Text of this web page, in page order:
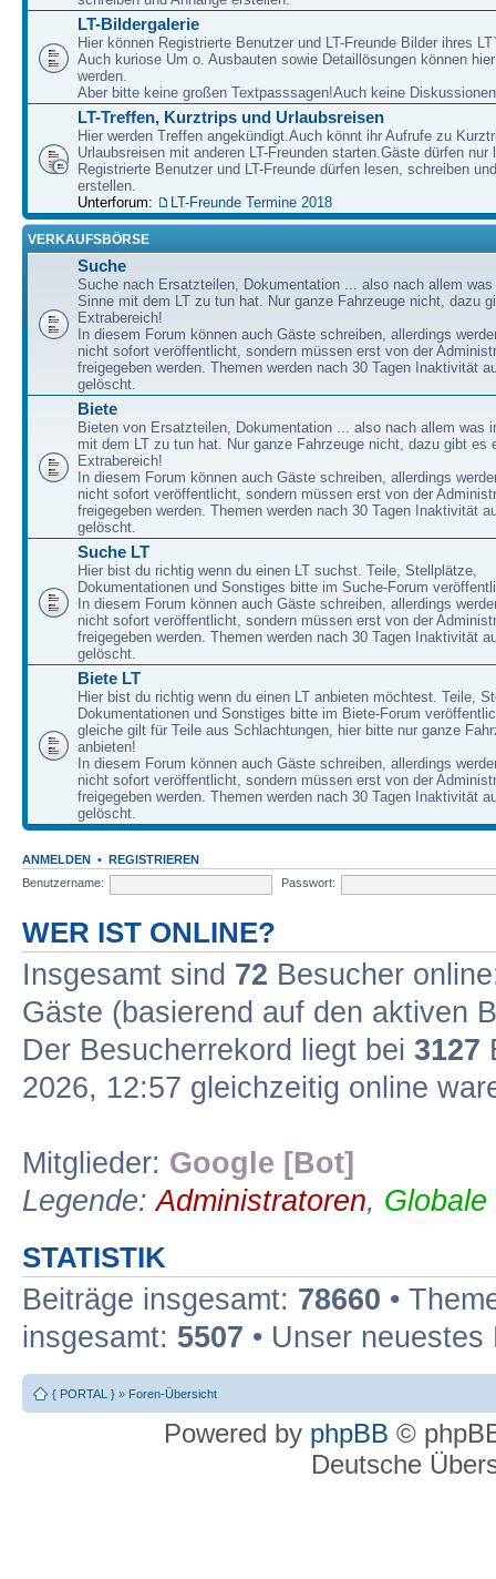
LT-Bildergalerie
Hier können Registrierte Benutzer und LT-Freunde Bilder ihres
Auch kuriose Um o. Ausbauten sowie Detaillösungen können
werden.
Aber bitte keine großen Textpasssagen!Auch keine
LT-Treffen, Kurztrips und Urlaubsreisen
Hier werden Treffen angekündigt.Auch könnt ihr Aufrufe zu
Urlaubsreisen mit anderen LT-Freunden starten.Gäste dürfen nur
Registrierte Benutzer und LT-Freunde dürfen lesen, schreiben
erstellen.
Unterforum:
LT-Freunde Termine 2018
VERKAUFSBÖRSE
Suche
Suche nach Ersatzteilen, Dokumentation ... also nach allem
Sinne mit dem LT zu tun hat. Nur ganze Fahrzeuge nicht, dazu
Extrabereich!
In diesem Forum können auch Gäste schreiben, allerdings
nicht sofort veröffentlicht, sondern müssen erst von der
freigegeben werden. Themen werden nach 30 Tagen Inaktivität
gelöscht.
Biete
Bieten von Ersatzteilen, Dokumentation ... also nach allem was
mit dem LT zu tun hat. Nur ganze Fahrzeuge nicht, dazu gibt es
Extrabereich!
In diesem Forum können auch Gäste schreiben, allerdings
nicht sofort veröffentlicht, sondern müssen erst von der
freigegeben werden. Themen werden nach 30 Tagen Inaktivität
gelöscht.
Suche LT
Hier bist du richtig wenn du einen LT suchst. Teile, Stellplätze,
Dokumentationen und Sonstiges bitte im Suche-Forum
In diesem Forum können auch Gäste schreiben, allerdings
nicht sofort veröffentlicht, sondern müssen erst von der
freigegeben werden. Themen werden nach 30 Tagen Inaktivität
gelöscht.
Biete LT
Hier bist du richtig wenn du einen LT anbieten möchtest. Teile,
Dokumentationen und Sonstiges bitte im Biete-Forum
gleiche gilt für Teile aus Schlachtungen, hier bitte nur ganze
anbieten!
In diesem Forum können auch Gäste schreiben, allerdings
nicht sofort veröffentlicht, sondern müssen erst von der
freigegeben werden. Themen werden nach 30 Tagen Inaktivität
gelöscht.
ANMELDEN • REGISTRIEREN
Benutzername:
Passwort:
WER IST ONLINE?
Insgesamt sind 72 Besucher
Gäste (basierend auf den aktiven
Der Besucherrekord liegt bei 3127
2026, 12:57 gleichzeitig online
Mitglieder: Google [Bot]
Legende:Administratoren,
STATISTIK
Beiträge insgesamt: 78660 •
insgesamt: 5507 • Unser
{ PORTAL } » Foren-Übersicht
Powered by phpBB ©
Deutsche